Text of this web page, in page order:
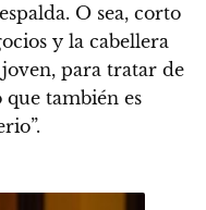
O sea, corto
y la cabellera
para tratar de
también es